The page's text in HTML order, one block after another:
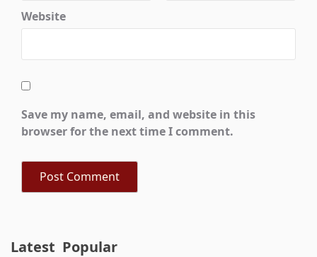
Website
Save my name, email, and website in this
browser for the next time I comment.
Latest Popular